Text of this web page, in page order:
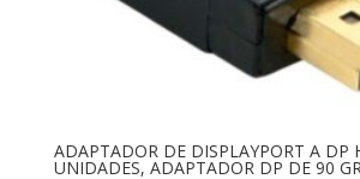
ADAPTADOR DE DISPLAYPORT A DP
UNIDADES, ADAPTADOR DP DE 90